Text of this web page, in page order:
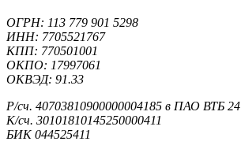
ОГРН: 113 779 901 5298
ИНН: 7705521767
КПП: 770501001
ОКПО: 17997061
ОКВЭД: 91.33
Р/сч. 40703810900000004185 в ПАО ВТБ 24
К/сч. 30101810145250000411
БИК 044525411